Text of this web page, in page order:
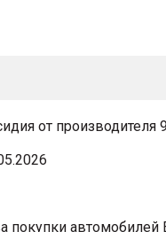
от производителя
покупки автомобилей